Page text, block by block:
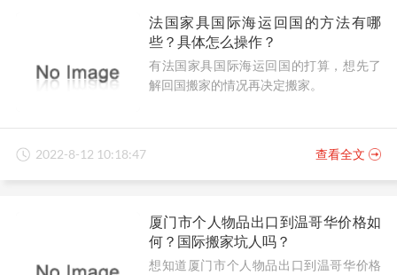
法国家具国际海运回国的方法有哪
些？具体怎么操作？
有法国家具国际海运回国的打算，想先了
解回国搬家的情况再决定搬家。
2022-8-12 10:18:47 查看全文
厦门市个人物品出口到温哥华价格如
何？国际搬家坑人吗？
想知道厦门市个人物品出口到温哥华价格